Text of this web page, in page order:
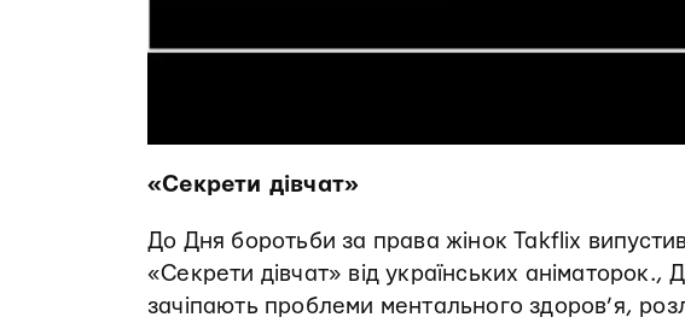
«Секрети дівчат»
До Дня боротьби за права жінок Takflix
«Секрети дівчат» від українських аніматорок.,
зачіпають проблеми ментального здоров’я,